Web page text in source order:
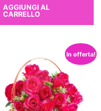
AGGIUNGI AL
CARRELLO
In offerta!
tocco
all'ambiente,
contribuiscono
anche